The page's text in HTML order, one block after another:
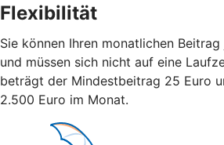
Flexibilität
Sie können Ihren monatlichen
und müssen sich nicht auf eine
beträgt der Mindestbeitrag 25 Euro
2.500 Euro im Monat.